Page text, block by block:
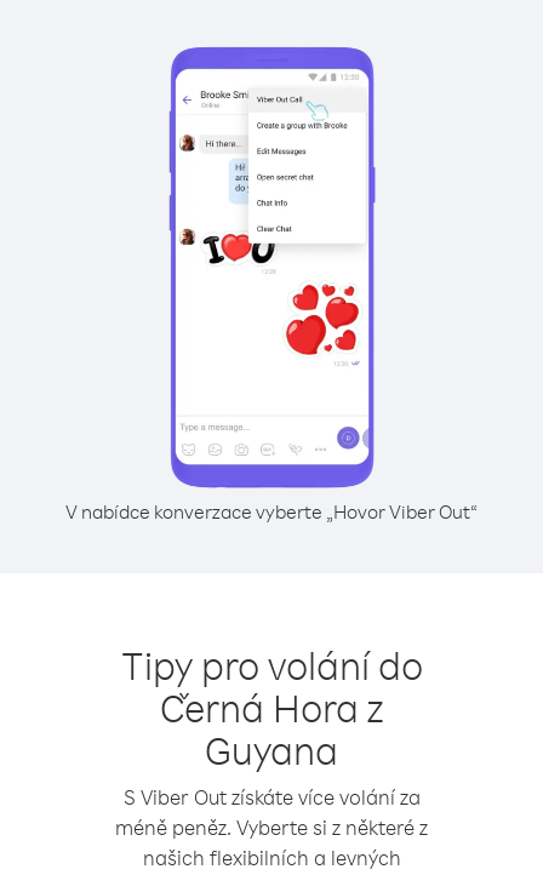
V nabídce konverzace vyberte „Hovor Viber Out“
Tipy pro volání do
Černá Hora z
Guyana
S Viber Out získáte více volání za
méně peněz. Vyberte si z některé z
našich flexibilních a levných